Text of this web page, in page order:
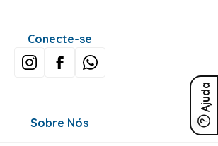
Ajuda
Conecte-se
Sobre Nós